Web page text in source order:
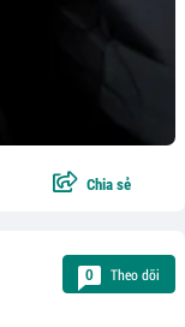
Chia sẻ
0 Theo dõi